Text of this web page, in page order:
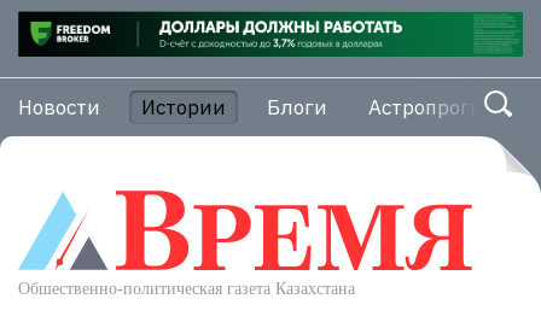
Новости Истории Блоги Астропрогноз